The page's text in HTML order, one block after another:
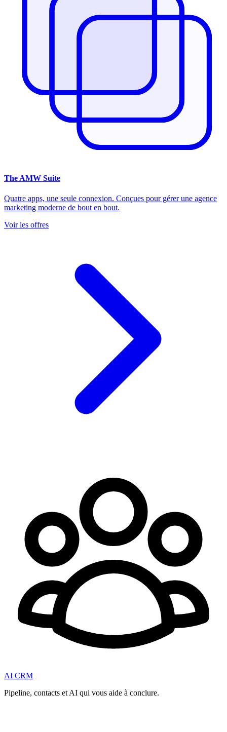
The AMW Suite
Quatre apps, une seule connexion. Conçues pour gérer une agence
marketing moderne de bout en bout.
Voir les offres
AI CRM
Pipeline, contacts et AI qui vous aide à conclure.